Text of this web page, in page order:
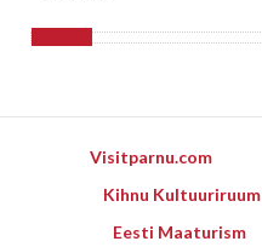
Visitparnu.com
Kihnu Kultuuriruum
Eesti Maaturism